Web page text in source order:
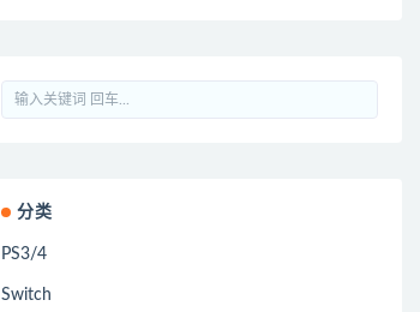
分类
PS3/4
Switch